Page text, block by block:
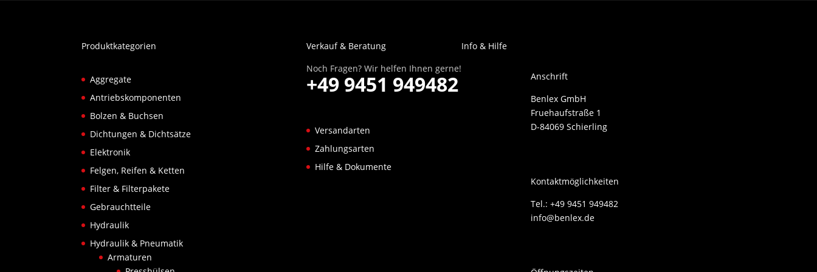
Produktkategorien
Aggregate
Antriebskomponenten
Bolzen & Buchsen
Dichtungen & Dichtsätze
Elektronik
Felgen, Reifen & Ketten
Filter & Filterpakete
Gebrauchtteile
Hydraulik
Hydraulik & Pneumatik
Armaturen
Verkauf & Beratung
Noch Fragen? Wir helfen Ihnen gerne!
+49 9451 949482
Info & Hilfe
Versandarten
Zahlungsarten
Hilfe & Dokumente
Anschrift
Benlex GmbH
Fruehaufstraße 1
D-84069 Schierling
Kontaktmöglichkeiten
Tel.: +49 9451 949482
info@benlex.de